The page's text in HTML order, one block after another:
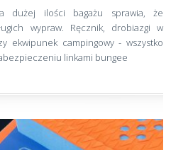
dużej ilości bagażu sprawia, że
wypraw. Ręcznik, drobiazgi w
ekwipunek campingowy - wszystko
linkami bungee